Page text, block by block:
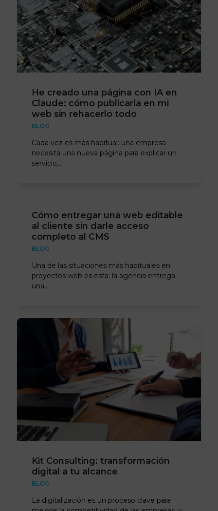
He creado una página con IA en
Claude: cómo publicarla en mi
web sin rehacerlo todo
BLOG
Cada vez es más habitual: una empresa
necesita una nueva página para explicar un
servicio,…
Cómo entregar una web editable
al cliente sin darle acceso
completo al CMS
BLOG
Una de las situaciones más habituales en
proyectos web es esta: la agencia entrega
una…
Kit Consulting: transformación
digital a tu alcance
BLOG
La digitalización es un proceso clave para